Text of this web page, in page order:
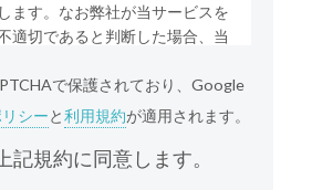
ます。なお弊社が当サービスを
適切であると判断した場合、当
重要性を認識し、個人情報の適
とが、弊社の事業活動の基本で
の社会的責務であると考えてお
責任をもって個人情報を保護す
で保護されており、Google
シーと利用規約が適用されます。
記規約に同意します。